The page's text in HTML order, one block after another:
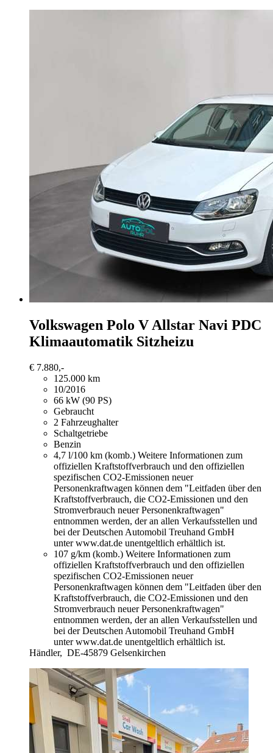
Volkswagen Polo V Allstar Navi PDC
Klimaautomatik Sitzheizu
€ 7.880,-
125.000 km
10/2016
66 kW (90 PS)
Gebraucht
2 Fahrzeughalter
Schaltgetriebe
Benzin
4,7 l/100 km (komb.) Weitere Informationen zum
offiziellen Kraftstoffverbrauch und den offiziellen
spezifischen CO2-Emissionen neuer
Personenkraftwagen können dem "Leitfaden über den
Kraftstoffverbrauch, die CO2-Emissionen und den
Stromverbrauch neuer Personenkraftwagen"
entnommen werden, der an allen Verkaufsstellen und
bei der Deutschen Automobil Treuhand GmbH
unter www.dat.de unentgeltlich erhältlich ist.
107 g/km (komb.) Weitere Informationen zum
offiziellen Kraftstoffverbrauch und den offiziellen
spezifischen CO2-Emissionen neuer
Personenkraftwagen können dem "Leitfaden über den
Kraftstoffverbrauch, die CO2-Emissionen und den
Stromverbrauch neuer Personenkraftwagen"
entnommen werden, der an allen Verkaufsstellen und
bei der Deutschen Automobil Treuhand GmbH
unter www.dat.de unentgeltlich erhältlich ist.
Händler, DE-45879 Gelsenkirchen